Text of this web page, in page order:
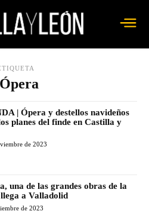
| Ópera y destellos navideños
planes del finde en Castilla y
de 2023
una de las grandes obras de la
a Valladolid
de 2023